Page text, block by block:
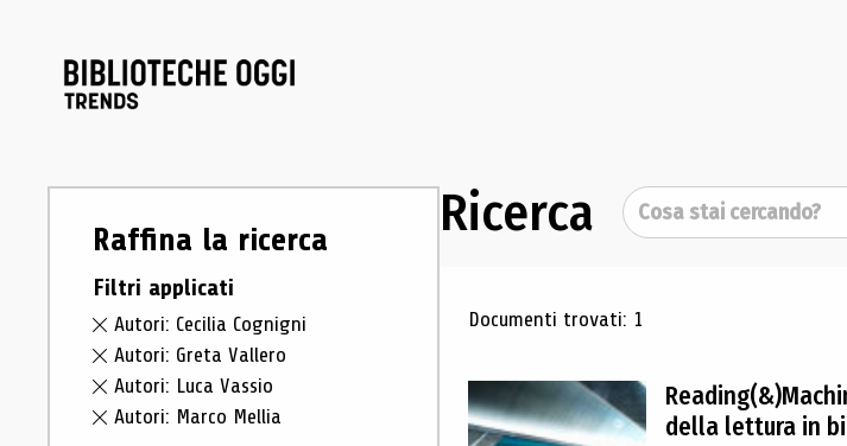
Raffina la ricerca
Filtri applicati
Autori: Cecilia Cognigni
Autori: Greta Vallero
Autori: Luca Vassio
Autori: Marco Mellia
Ricerca Cerca
Risultati di ricerca
Documenti trovati: 1
della lettura in